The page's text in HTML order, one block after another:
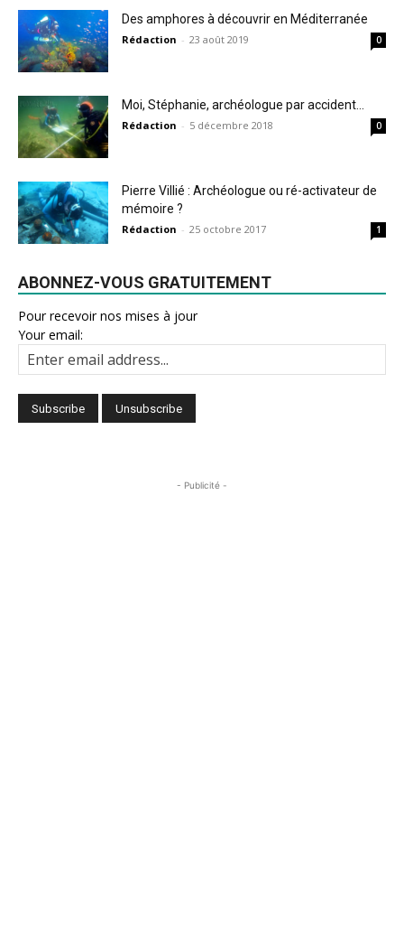
Des amphores à découvrir en Méditerranée
Rédaction - 23 août 2019 0
Moi, Stéphanie, archéologue par accident…
Rédaction - 5 décembre 2018 0
Pierre Villié : Archéologue ou ré-activateur de
mémoire ?
Rédaction - 25 octobre 2017 1
ABONNEZ-VOUS GRATUITEMENT
Pour recevoir nos mises à jour
Your email:
- Publicité -